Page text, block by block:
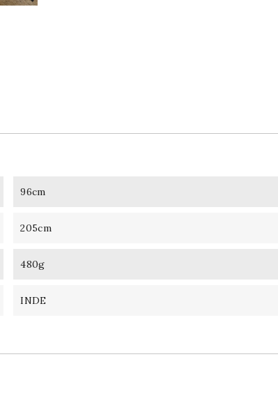
96cm
205cm
480g
INDE